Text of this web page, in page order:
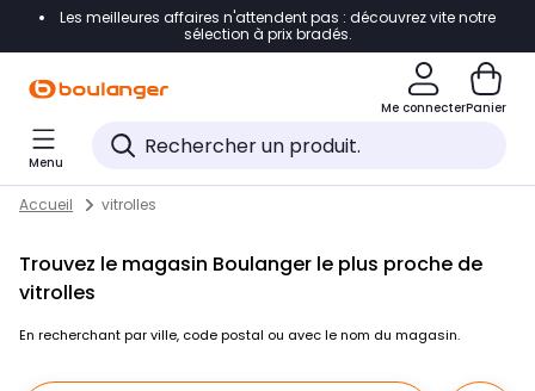
Accéder directement à la navigation
Accéder directement au pied de page
Accéder directement au chatbot
Les meilleures affaires n'attendent pas : découvrez vite notre
sélection à prix bradés.
Me connecterPanier
Menu
Skip to content
Return to Nav
Accueil vitrolles
Trouvez le magasin Boulanger le plus proche de
vitrolles
En recherchant par ville, code postal ou avec le nom du magasin.